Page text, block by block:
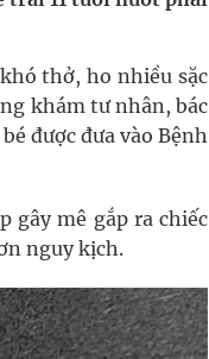
thở, ho nhiều sặc
khám tư nhân, bác
được đưa vào Bệnh
gây mê gắp ra chiếc
nguy kịch.